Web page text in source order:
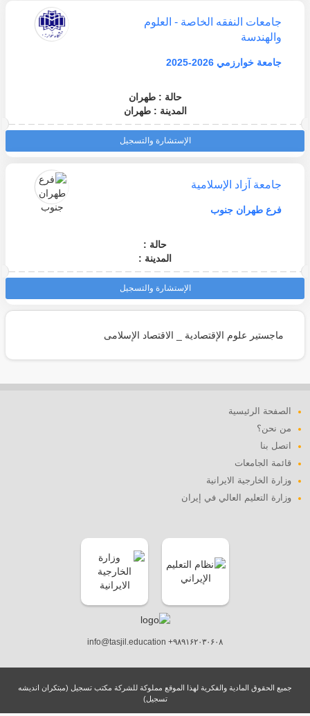
جامعات النفقه الخاصة - العلوم
والهندسة
جامعة خوارزمي 2026-2025
حالة : طهران
المدينة : طهران
الإستشارة والتسجيل
جامعة آزاد الإسلامية
فرع طهران جنوب
حالة :
المدينة :
الإستشارة والتسجيل
ماجستير علوم الإقتصادية _ الاقتصاد الإسلامی
الصفحة الرئيسية
من نحن؟
اتصل بنا
قائمة الجامعات
وزارة الخارجية الايرانية
وزارة التعليم العالي في إيران
info@tasjil.education +۹۸۹۱۶۲۰۳۰۶۰۸
جميع الحقوق المادية والفكرية لهذا الموقع مملوكة للشركة مكتب تسجيل (مبتکران اندیشه
تسجیل)